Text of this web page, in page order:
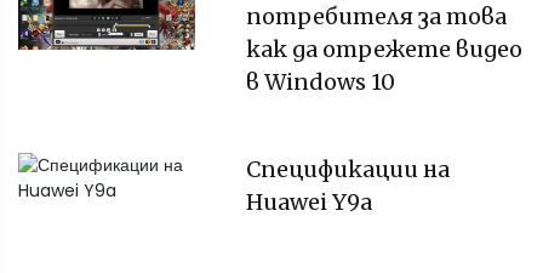
потребителя за това
как да отрежете видео
в Windows 10
Спецификации на
Huawei Y9a